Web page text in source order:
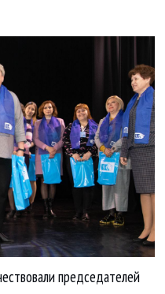
председателей